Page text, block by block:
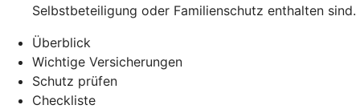
Selbstbeteiligung oder Familienschutz enthalten sind.
Überblick
Wichtige Versicherungen
Schutz prüfen
Checkliste